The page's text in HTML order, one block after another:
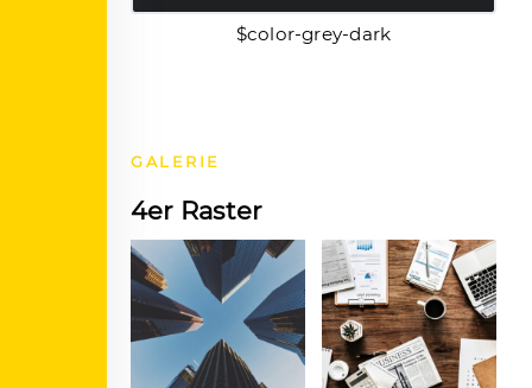
$color-grey-dark
GALERIE
4er Raster